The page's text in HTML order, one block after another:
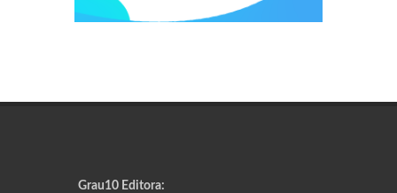
Grau10 Editora: